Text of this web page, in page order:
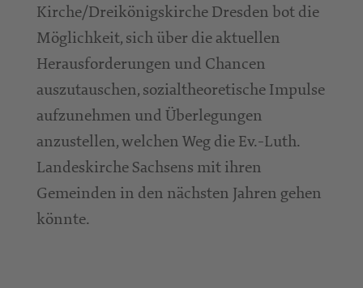
Kirche/Dreikönigskirche Dresden bot die
Möglichkeit, sich über die aktuellen
Herausforderungen und Chancen
auszutauschen, sozialtheoretische Impulse
aufzunehmen und Überlegungen
anzustellen, welchen Weg die Ev.-Luth.
Landeskirche Sachsens mit ihren
Gemeinden in den nächsten Jahren gehen
könnte.